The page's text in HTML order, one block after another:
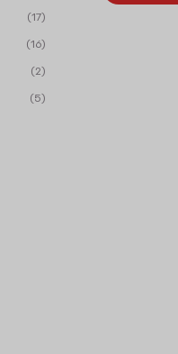
(17)
(16)
(2)
(5)